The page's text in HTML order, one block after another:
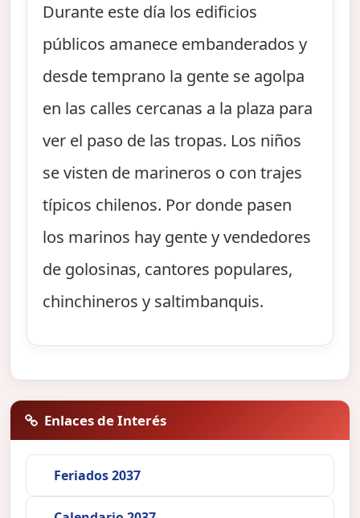
Durante este día los edificios
públicos amanece embanderados y
desde temprano la gente se agolpa
en las calles cercanas a la plaza para
ver el paso de las tropas. Los niños
se visten de marineros o con trajes
típicos chilenos. Por donde pasen
los marinos hay gente y vendedores
de golosinas, cantores populares,
chinchineros y saltimbanquis.
Enlaces de Interés
Feriados 2037